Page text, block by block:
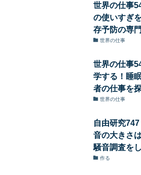
世界の仕事
の使いすぎ
存予防の専
世界の仕事
世界の仕事
学する！睡
者の仕事を
世界の仕事
自由研究
音の大きさ
騒音調査を
作る